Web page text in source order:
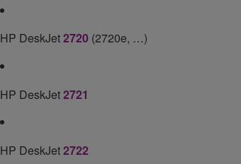
HP DeskJet2720 (2720e, …)
HP DeskJet2721
HP DeskJet2722